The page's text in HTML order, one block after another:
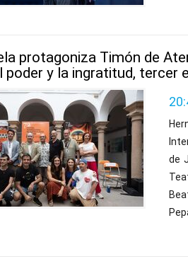
protagoniza Timón de
poder y la ingratitud, tercer
de